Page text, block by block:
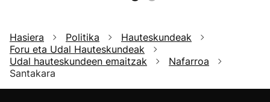
Hasiera Politika
Hauteskundeak
Foru eta Udal Hauteskundeak
Udal hauteskundeen emaitzak
Nafarroa
Santakara